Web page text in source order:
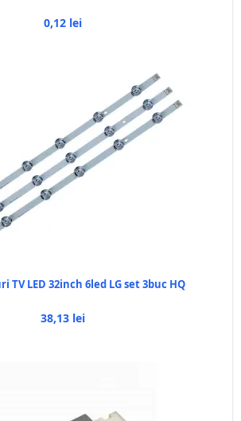
0,12 lei
TV LED 32inch 6led LG set 3buc HQ
38,13 lei